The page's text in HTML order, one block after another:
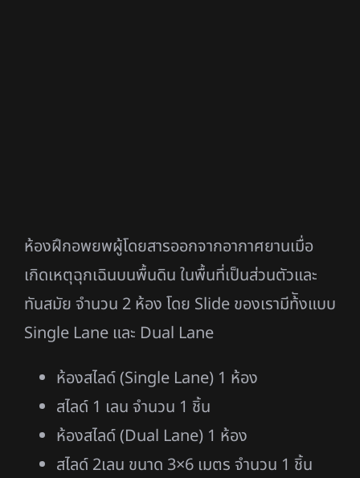
ห้องฝึกอพยพผู้โดยสารออกจากอากาศยานเมื่อ
เกิดเหตุฉุกเฉินบนพื้นดิน ในพื้นที่เป็นส่วนตัวและ
ทันสมัย จำนวน 2 ห้อง โดย Slide ของเรามีท้ังแบบ
Single Lane และ Dual Lane
ห้องสไลด์ (Single Lane) 1 ห้อง
สไลด์ 1 เลน จำนวน 1 ชิ้น
ห้องสไลด์ (Dual Lane) 1 ห้อง
สไลด์ 2เลน ขนาด 3×6 เมตร จำนวน 1 ชิ้น